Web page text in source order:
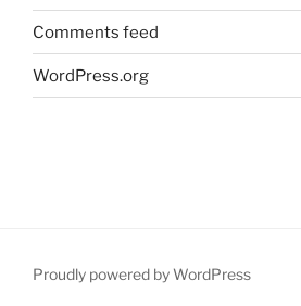
Comments feed
WordPress.org
Proudly powered by WordPress